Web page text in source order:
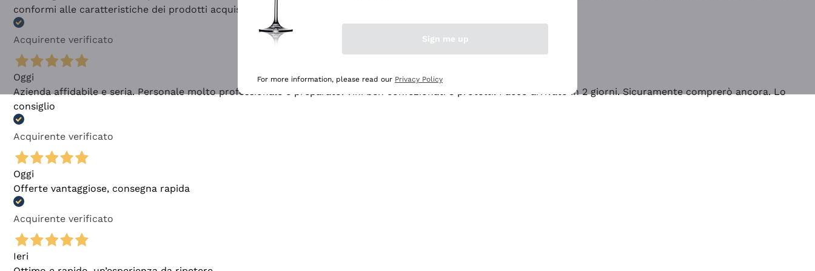
conformi alle caratteristiche dei prodotti acquistati
Acquirente verificato
Oggi
Azienda affidabile e seria. Personale molto professionale e preparato. Vini ben confezionati e protetti. Pacco arrivato in 2 giorni. Sicuramente comprerò ancora. Lo
consiglio
Acquirente verificato
Oggi
Offerte vantaggiose, consegna rapida
Acquirente verificato
Ieri
Sign me up
For more information, please read our Privacy Policy